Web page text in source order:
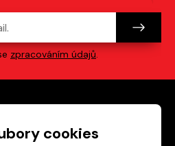
cookies
zpracováním údajů.
Odkazy na sociální